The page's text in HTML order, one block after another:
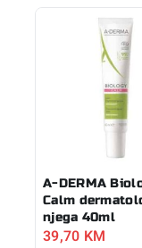
A-DERMA
Calm
njega 40ml
39,70 KM